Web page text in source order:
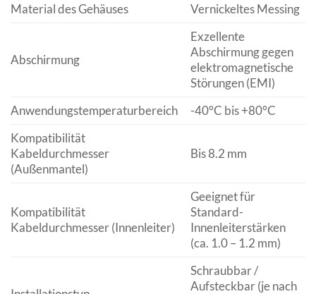
Material des Gehäuses
Vernickeltes Messing
Abschirmung
Exzellente
Abschirmung gegen
elektromagnetische
Störungen (EMI)
Anwendungstemperaturbereich
-40°C bis +80°C
Kompatibilität
Kabeldurchmesser
(Außenmantel)
Bis 8.2 mm
Kompatibilität
Kabeldurchmesser (Innenleiter)
Geeignet für
Standard-
Innenleiterstärken
(ca. 1.0 – 1.2 mm)
Schraubbar /
Aufsteckbar (je nach